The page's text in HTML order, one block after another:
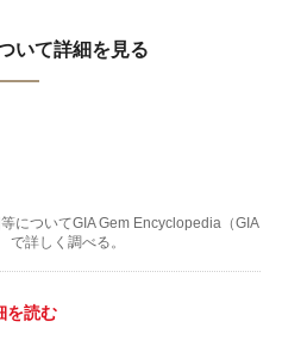
いて詳細を見る
についてGIA Gem Encyclopedia（GIA
で詳しく調べる。
を読む